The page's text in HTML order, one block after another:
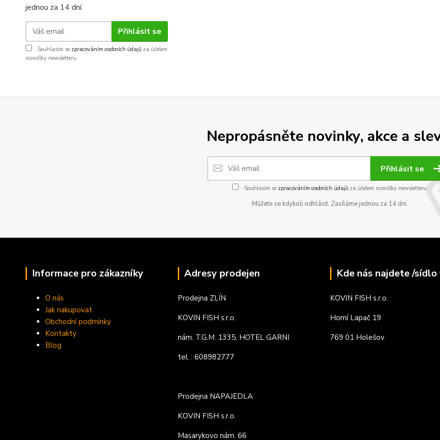
jednou za 14 dní.
Přihlásit se
Souhlasím se zpracováním osobních údajů za účelem
rozesílky newsletteru.
Nepropásněte novinky, akce a
Přihlásit se
Souhlasím se zpracováním osobních údajůza účelem rozesílky newsletteru.
Můžete se kdykoli odhlásit. Zasíláme jednou za 14 dní.
Informace pro zákazníky
O nás
Jak nakupovat
Obchodní podmínky
Kontakty
Blog
Adresy prodejen
Prodejna ZLÍN
KOVIN FISH s.r.o.
nám. T.G.M. 1335, HOTEL GARNI
tel. : 608982777
Prodejna NAPAJEDLA
KOVIN FISH s.r.o.
Masarykovo nám. 66
Kde nás najdete /
KOVIN FISH s.r.o.
Horní Lapač 19
769 01 Holešov